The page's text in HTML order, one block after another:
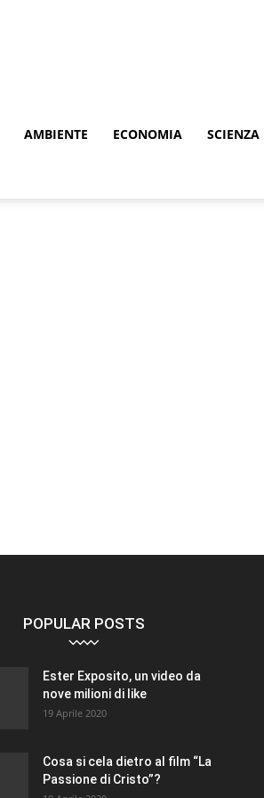
AMBIENTE ECONOMIA SCIENZA
POPULAR POSTS
Ester Exposito, un video da
nove milioni di like
19 Aprile 2020
Cosa si cela dietro al film “La
Passione di Cristo”?